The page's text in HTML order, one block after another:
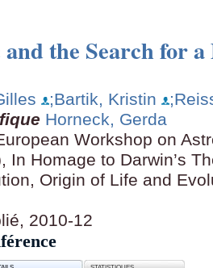
the Search for
;Bartik, Kristin
Horneck, Gerda
Workshop on
In Homage to Darwin’s
Origin of Life and
2010-12